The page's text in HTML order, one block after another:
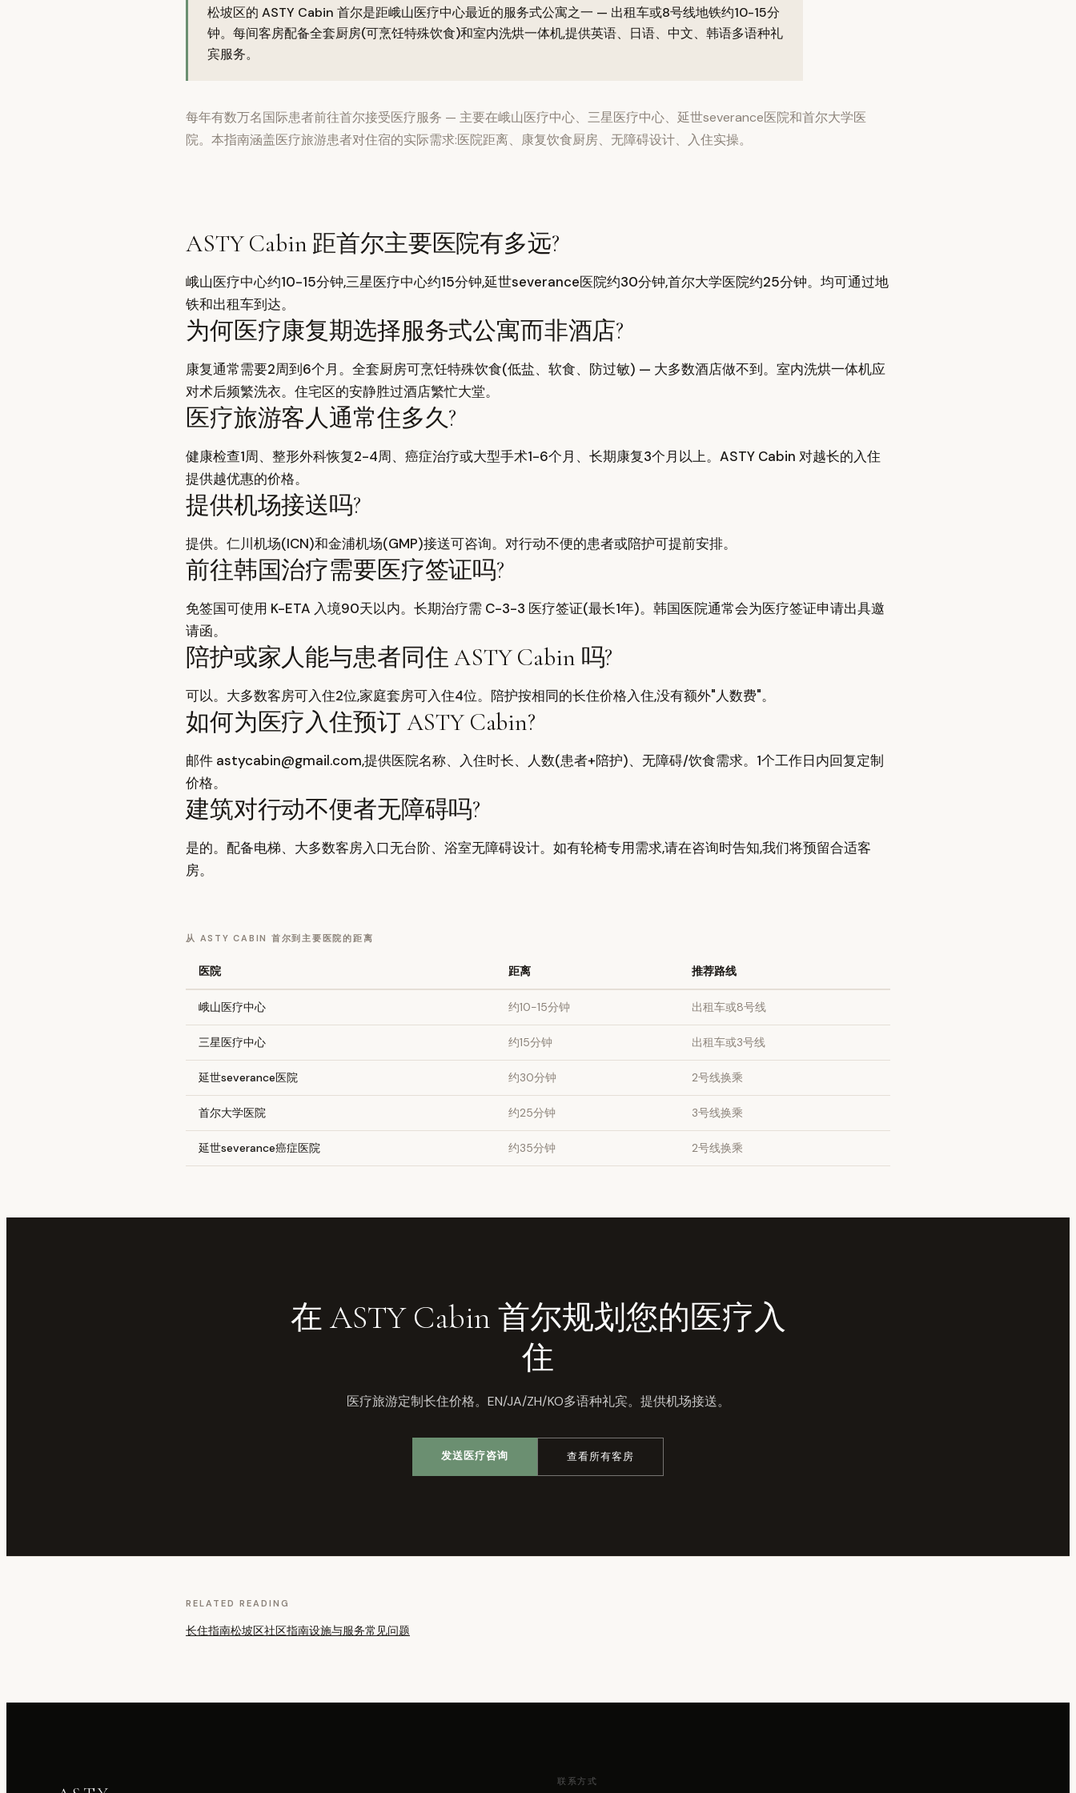
松坡区的 ASTY Cabin 首尔是距峨山医疗中心最近的服务式公寓之一 — 出租车或8号线地铁约10-15分
钟。每间客房配备全套厨房(可烹饪特殊饮食)和室内洗烘一体机,提供英语、日语、中文、韩语多语种礼
宾服务。
每年有数万名国际患者前往首尔接受医疗服务 — 主要在峨山医疗中心、三星医疗中心、延世severance医院和首尔大学医
院。本指南涵盖医疗旅游患者对住宿的实际需求:医院距离、康复饮食厨房、无障碍设计、入住实操。
ASTY Cabin 距首尔主要医院有多远?
峨山医疗中心约10-15分钟,三星医疗中心约15分钟,延世severance医院约30分钟,首尔大学医院约25分钟。均可通过地
铁和出租车到达。
为何医疗康复期选择服务式公寓而非酒店?
康复通常需要2周到6个月。全套厨房可烹饪特殊饮食(低盐、软食、防过敏) — 大多数酒店做不到。室内洗烘一体机应
对术后频繁洗衣。住宅区的安静胜过酒店繁忙大堂。
医疗旅游客人通常住多久?
健康检查1周、整形外科恢复2-4周、癌症治疗或大型手术1-6个月、长期康复3个月以上。ASTY Cabin 对越长的入住
提供越优惠的价格。
提供机场接送吗?
提供。仁川机场(ICN)和金浦机场(GMP)接送可咨询。对行动不便的患者或陪护可提前安排。
前往韩国治疗需要医疗签证吗?
免签国可使用 K-ETA 入境90天以内。长期治疗需 C-3-3 医疗签证(最长1年)。韩国医院通常会为医疗签证申请出具邀
请函。
陪护或家人能与患者同住 ASTY Cabin 吗?
可以。大多数客房可入住2位,家庭套房可入住4位。陪护按相同的长住价格入住,没有额外"人数费"。
如何为医疗入住预订 ASTY Cabin?
邮件 astycabin@gmail.com,提供医院名称、入住时长、人数(患者+陪护)、无障碍/饮食需求。1个工作日内回复定制
价格。
建筑对行动不便者无障碍吗?
是的。配备电梯、大多数客房入口无台阶、浴室无障碍设计。如有轮椅专用需求,请在咨询时告知,我们将预留合适客
房。
从 ASTY CABIN 首尔到主要医院的距离
医院 距离 推荐路线
峨山医疗中心 约10-15分钟 出租车或8号线
三星医疗中心 约15分钟 出租车或3号线
延世severance医院 约30分钟 2号线换乘
首尔大学医院 约25分钟 3号线换乘
延世severance癌症医院 约35分钟 2号线换乘
在 ASTY Cabin 首尔规划您的医疗入
住
医疗旅游定制长住价格。EN/JA/ZH/KO多语种礼宾。提供机场接送。
发送医疗咨询 查看所有客房
RELATED READING
长住指南松坡区社区指南设施与服务常见问题
联系方式